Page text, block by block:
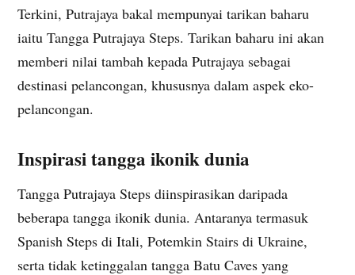
Terkini, Putrajaya bakal mempunyai tarikan baharu
iaitu Tangga Putrajaya Steps. Tarikan baharu ini akan
memberi nilai tambah kepada Putrajaya sebagai
destinasi pelancongan, khususnya dalam aspek eko-
pelancongan.
Inspirasi tangga ikonik dunia
Tangga Putrajaya Steps diinspirasikan daripada
beberapa tangga ikonik dunia. Antaranya termasuk
Spanish Steps di Itali, Potemkin Stairs di Ukraine,
serta tidak ketinggalan tangga Batu Caves yang